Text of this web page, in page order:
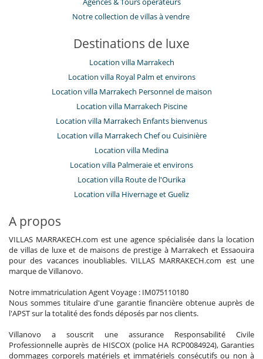
Notre collection de villas à vendre
Destinations de luxe
Location villa Marrakech
Location villa Royal Palm et environs
Location villa Marrakech Personnel de maison
Location villa Marrakech Piscine
Location villa Marrakech Enfants bienvenus
Location villa Marrakech Chef ou Cuisinière
Location villa Medina
Location villa Palmeraie et environs
Location villa Route de l'Ourika
Location villa Hivernage et Gueliz
A propos
VILLAS MARRAKECH.com est une agence spécialisée dans la location
de villas de luxe et de maisons de prestige à Marrakech et Essaouira
pour des vacances inoubliables. VILLAS MARRAKECH.com est une
marque de Villanovo.
Notre immatriculation Agent Voyage : IM075110180
Nous sommes titulaire d'une garantie financière obtenue auprès de
l'APST sur la totalité des fonds déposés par nos clients.
Villanovo a souscrit une assurance Responsabilité Civile
Professionnelle auprès de HISCOX (police HA RCP0084924), Garanties
dommages corporels matériels et immatériels consécutifs ou non à